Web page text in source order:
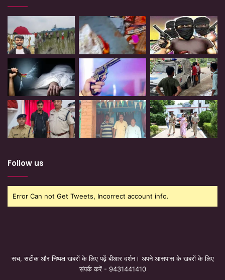
Follow us
Error Can not Get Tweets, Incorrect account info.
सच, सटीक और निष्पक्ष खबरों के लिए पढ़ें बीआर दर्शन। अपने आसपास के खबरों के लिए
संपर्क करें - 9431441410